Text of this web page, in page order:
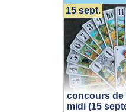
concours de
midi (15
15 sept.